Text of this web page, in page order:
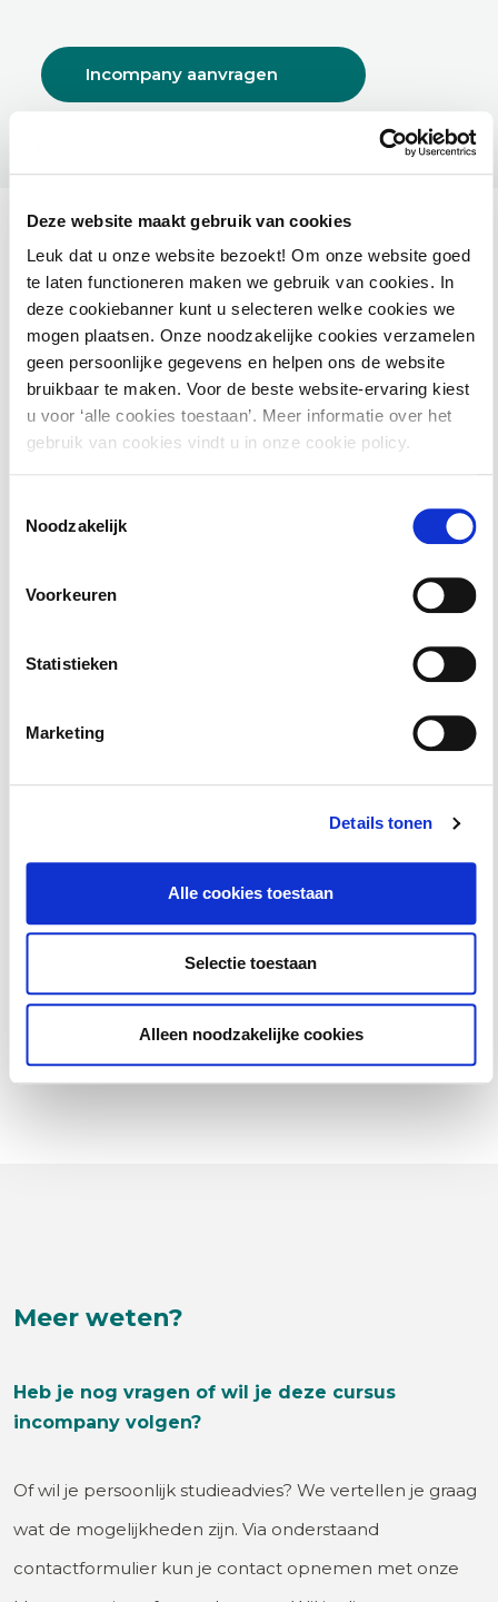
Deze website maakt gebruik van cookies
Leuk dat u onze website bezoekt! Om onze website goed
te laten functioneren maken we gebruik van cookies. In
deze cookiebanner kunt u selecteren welke cookies we
mogen plaatsen. Onze noodzakelijke cookies verzamelen
geen persoonlijke gegevens en helpen ons de website
bruikbaar te maken. Voor de beste website-ervaring kiest
u voor ‘alle cookies toestaan’. Meer informatie over het
gebruik van cookies vindt u in onze cookie policy.
Noodzakelijk
Voorkeuren
Statistieken
Marketing
Details tonen
Alle cookies toestaan
Selectie toestaan
Alleen noodzakelijke cookies
Incompany aanvragen
Ook interessant voor jou
HAMIL voor gemeenten – Handhaving Milieu
2 september 2026 utrecht
Basiscursus Omgevingswet: inhoud en
8 september 2026
Omgevingswet
ABW1 Omgevingswet (Ambtenaar Bouw- en
Woningtoezicht)
Meer weten?
Heb je nog vragen of wil je deze cursus
incompany volgen?
Of wil je persoonlijk studieadvies? We vertellen je graag
wat de mogelijkheden zijn. Via onderstaand
contactformulier kun je contact opnemen met onze